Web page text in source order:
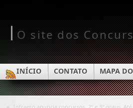
O site dos
INÍCIO CONTATO MAPA